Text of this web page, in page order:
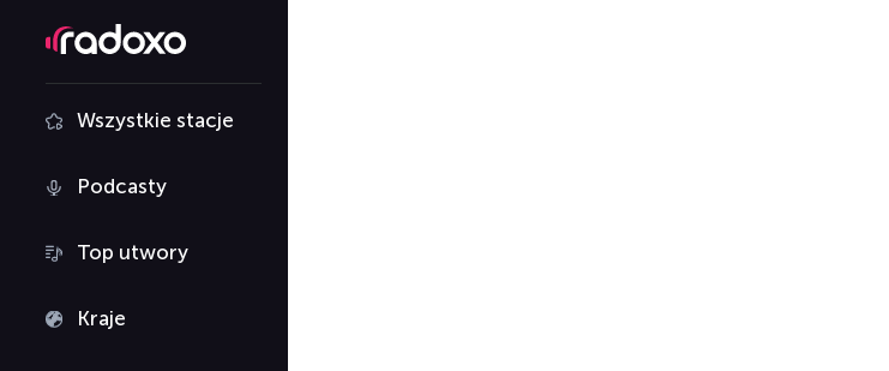
Wszystkie stacje
Podcasty
Top utwory
Kraje